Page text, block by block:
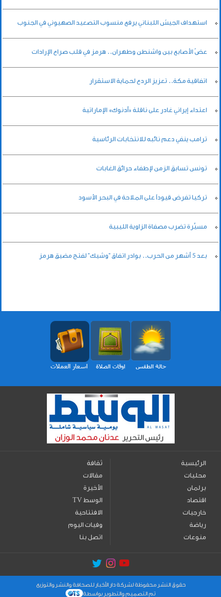
استهداف الجيش اللبناني يرفع منسوب التصعيد الصهيوني في الجنوب
عضّ الأصابع بين واشنطن وطهران.. هرمز في قلب صراع الإرادات
اتفاقية مكة.. تعزيز الردع لحماية الاستقرار
اعتداء إيراني غادر على ناقلة «أدنوك» الإماراتية
ترامب ينفي دعم نائبه للانتخابات الرئاسية
تونس تسابق الزمن لإطفاء حرائق الغابات
تركيا تفرض قيوداً على الملاحة في البحر الأسود
مسيَّرة تضرب مصفاة الزاوية الليبية
بعد 5 أشهر من الحرب.. بوادر اتفاق "وشيك" لفتح مضيق هرمز
الرئيسية
محليات
برلمان
اقتصاد
خارجيات
رياضة
منوعات
ثقافة
مقالات
الأخيرة
TV الوسط
الافتتاحية
وفيات اليوم
اتصل بنا
حقوق النشر محفوظة لشركة دار الأخبار للصحافة والنشر والتوزيع
تم التصميم والتطوير بواسطة